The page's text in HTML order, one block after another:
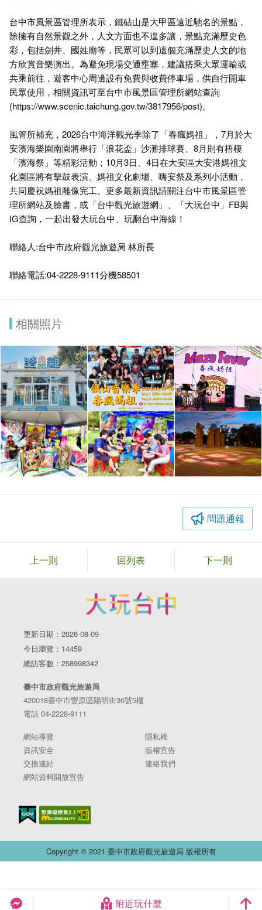
台中市風景區管理所表示，鐵砧山是大甲區遠近馳名的景點，
除擁有自然景觀之外，人文方面也不遑多讓，景點充滿歷史色
彩，包括劍井、國姓廟等，民眾可以到這個充滿歷史人文的地
方欣賞音樂演出。為避免現場交通壅塞，建議搭乘大眾運輸或
共乘前往，遊客中心周邊設有免費與收費停車場，供自行開車
民眾使用，相關資訊可至台中市風景區管理所網站查詢
(https://www.scenic.taichung.gov.tw/3817956/post)。
風管所補充，2026台中海洋觀光季除了「春瘋媽祖」，7月於大
安濱海樂園南園將舉行「浪花盃」沙灘排球賽、8月則有梧棲
「濱海祭」等精彩活動；10月3日、4日在大安區大安港媽祖文
化園區將有擊鼓表演、媽祖文化劇場、嗨安祭及系列小活動，
共同慶祝媽祖雕像完工。更多最新資訊請關注台中市風景區管
理所網站及臉書，或「台中觀光旅遊網」、「大玩台中」FB與
IG查詢，一起出發大玩台中、玩翻台中海線！
聯絡人:台中市政府觀光旅遊局 林所長
聯絡電話:04-2228-9111分機58501
相關照片
問題通報
上一則 回列表 下一則
更新日期：2026-08-09
今日瀏覽：14459
總訪客數：258998342
臺中市政府觀光旅遊局
420018臺中市豐原區陽明街36號5樓
電話 04-2228-9111
網站導覽
隱私權
資訊安全
版權宣告
交換連結
連絡我們
網站資料開放宣告
Copyright © 2021 臺中市政府觀光旅遊局 版權所有
附近玩什麼